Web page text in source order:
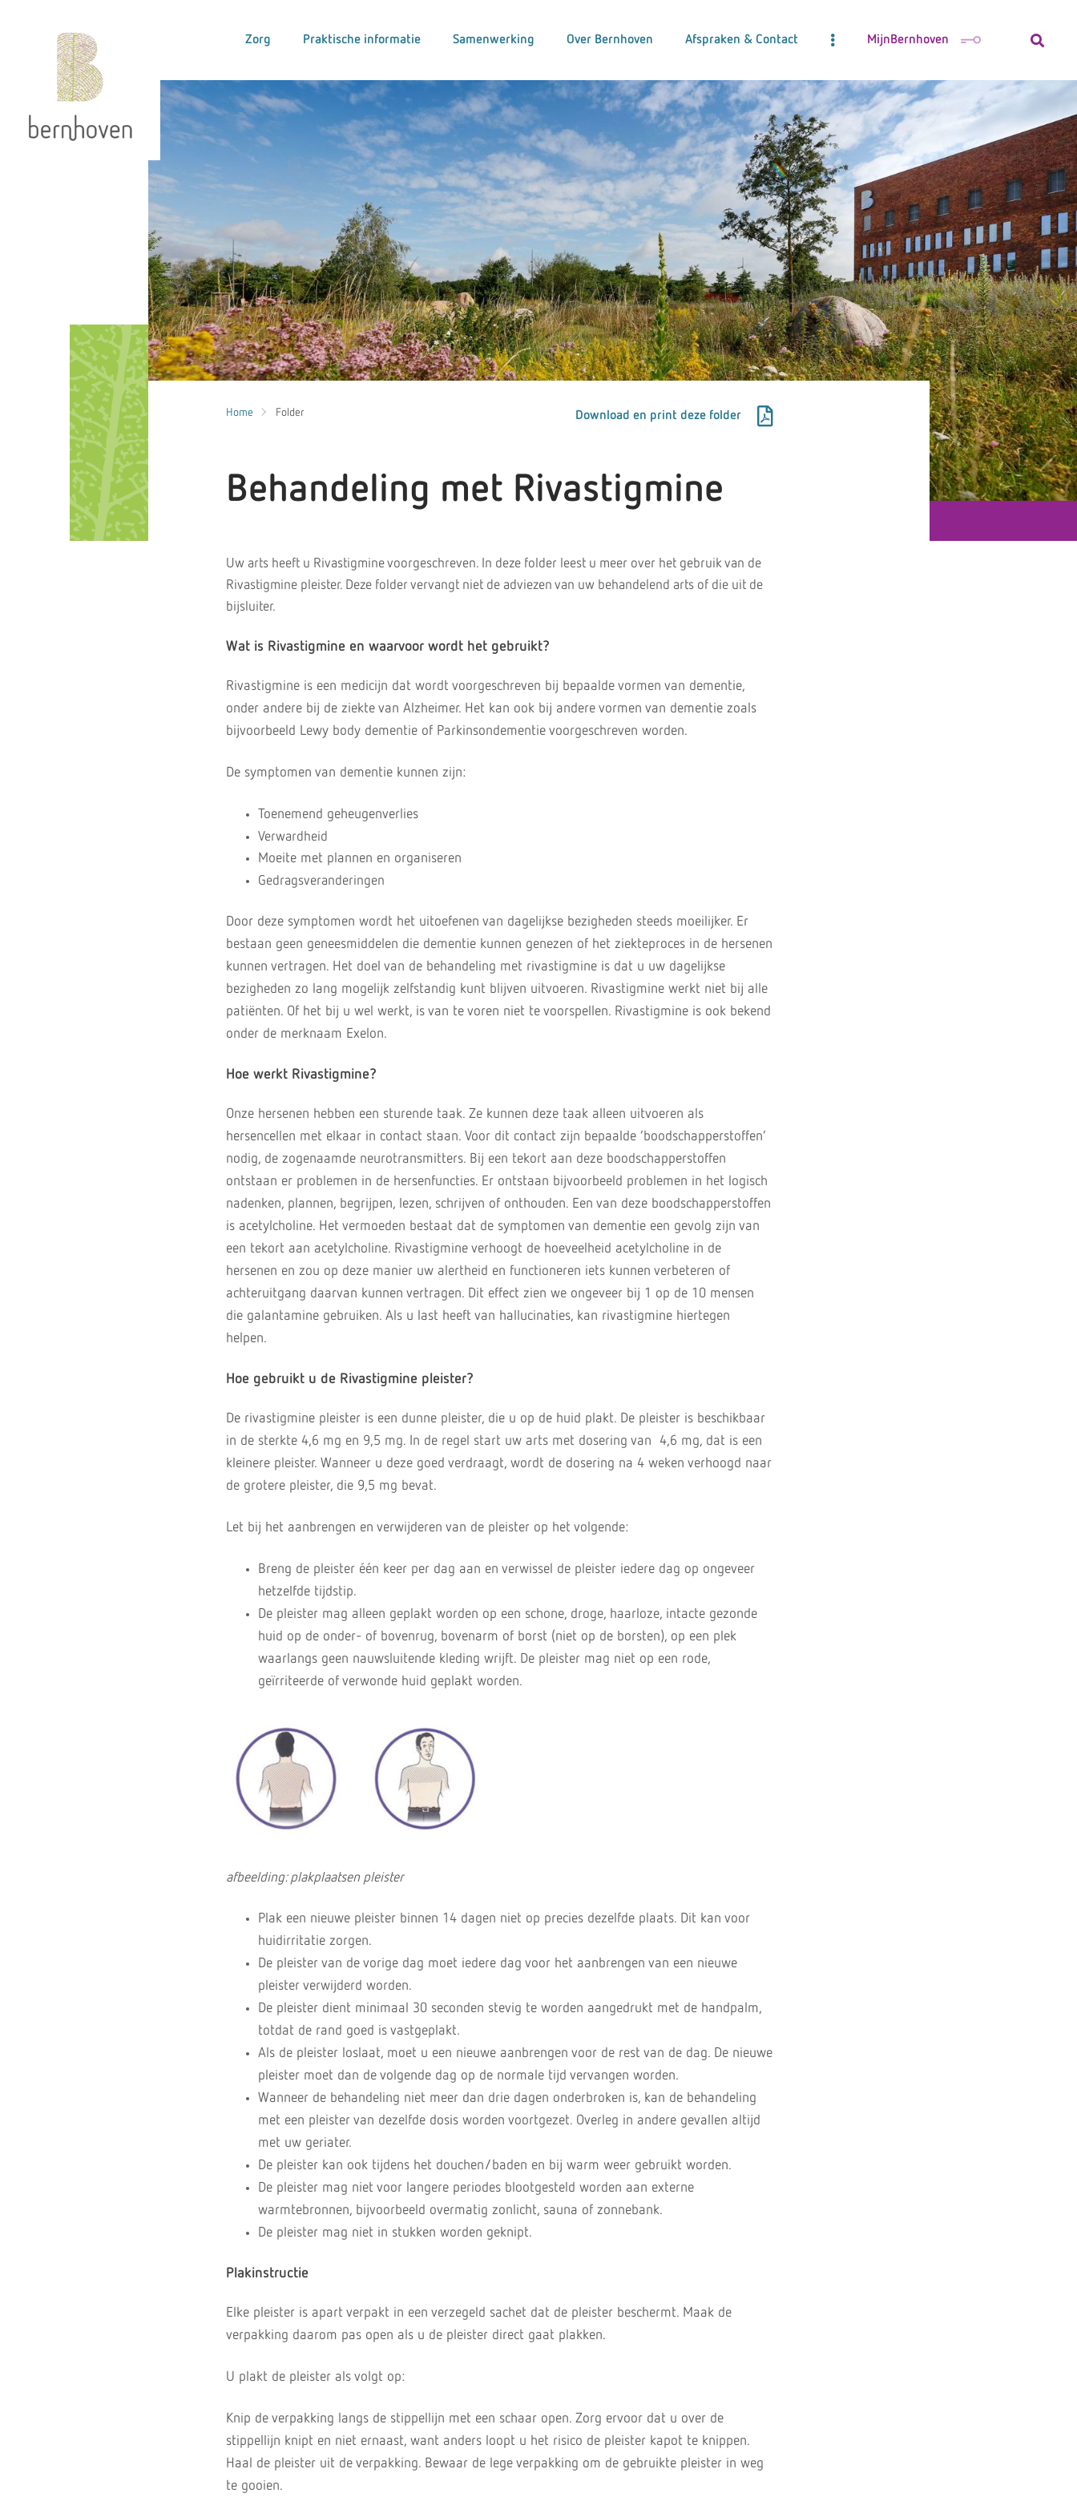
Zorg Praktische informatie Samenwerking Over Bernhoven Afspraken & Contact MijnBernhoven
Home Folder Download en print deze folder
Behandeling met Rivastigmine
Uw arts heeft u Rivastigmine voorgeschreven. In deze folder leest u meer over het gebruik van de
Rivastigmine pleister. Deze folder vervangt niet de adviezen van uw behandelend arts of die uit de
bijsluiter.
Wat is Rivastigmine en waarvoor wordt het gebruikt?
Rivastigmine is een medicijn dat wordt voorgeschreven bij bepaalde vormen van dementie,
onder andere bij de ziekte van Alzheimer. Het kan ook bij andere vormen van dementie zoals
bijvoorbeeld Lewy body dementie of Parkinsondementie voorgeschreven worden.
De symptomen van dementie kunnen zijn:
Toenemend geheugenverlies
Verwardheid
Moeite met plannen en organiseren
Gedragsveranderingen
Door deze symptomen wordt het uitoefenen van dagelijkse bezigheden steeds moeilijker. Er
bestaan geen geneesmiddelen die dementie kunnen genezen of het ziekteproces in de hersenen
kunnen vertragen. Het doel van de behandeling met rivastigmine is dat u uw dagelijkse
bezigheden zo lang mogelijk zelfstandig kunt blijven uitvoeren. Rivastigmine werkt niet bij alle
patiënten. Of het bij u wel werkt, is van te voren niet te voorspellen. Rivastigmine is ook bekend
onder de merknaam Exelon.
Hoe werkt Rivastigmine?
Onze hersenen hebben een sturende taak. Ze kunnen deze taak alleen uitvoeren als
hersencellen met elkaar in contact staan. Voor dit contact zijn bepaalde ‘boodschapperstoffen’
nodig, de zogenaamde neurotransmitters. Bij een tekort aan deze boodschapperstoffen
ontstaan er problemen in de hersenfuncties. Er ontstaan bijvoorbeeld problemen in het logisch
nadenken, plannen, begrijpen, lezen, schrijven of onthouden. Een van deze boodschapperstoffen
is acetylcholine. Het vermoeden bestaat dat de symptomen van dementie een gevolg zijn van
een tekort aan acetylcholine. Rivastigmine verhoogt de hoeveelheid acetylcholine in de
hersenen en zou op deze manier uw alertheid en functioneren iets kunnen verbeteren of
achteruitgang daarvan kunnen vertragen. Dit effect zien we ongeveer bij 1 op de 10 mensen
die galantamine gebruiken. Als u last heeft van hallucinaties, kan rivastigmine hiertegen
helpen.
Hoe gebruikt u de Rivastigmine pleister?
De rivastigmine pleister is een dunne pleister, die u op de huid plakt. De pleister is beschikbaar
in de sterkte 4,6 mg en 9,5 mg. In de regel start uw arts met dosering van 4,6 mg, dat is een
kleinere pleister. Wanneer u deze goed verdraagt, wordt de dosering na 4 weken verhoogd naar
de grotere pleister, die 9,5 mg bevat.
Let bij het aanbrengen en verwijderen van de pleister op het volgende:
Breng de pleister één keer per dag aan en verwissel de pleister iedere dag op ongeveer
hetzelfde tijdstip.
De pleister mag alleen geplakt worden op een schone, droge, haarloze, intacte gezonde
huid op de onder- of bovenrug, bovenarm of borst (niet op de borsten), op een plek
waarlangs geen nauwsluitende kleding wrijft. De pleister mag niet op een rode,
geïrriteerde of verwonde huid geplakt worden.
afbeelding: plakplaatsen pleister
Plak een nieuwe pleister binnen 14 dagen niet op precies dezelfde plaats. Dit kan voor
huidirritatie zorgen.
De pleister van de vorige dag moet iedere dag voor het aanbrengen van een nieuwe
pleister verwijderd worden.
De pleister dient minimaal 30 seconden stevig te worden aangedrukt met de handpalm,
totdat de rand goed is vastgeplakt.
Als de pleister loslaat, moet u een nieuwe aanbrengen voor de rest van de dag. De nieuwe
pleister moet dan de volgende dag op de normale tijd vervangen worden.
Wanneer de behandeling niet meer dan drie dagen onderbroken is, kan de behandeling
met een pleister van dezelfde dosis worden voortgezet. Overleg in andere gevallen altijd
met uw geriater.
De pleister kan ook tijdens het douchen/baden en bij warm weer gebruikt worden.
De pleister mag niet voor langere periodes blootgesteld worden aan externe
warmtebronnen, bijvoorbeeld overmatig zonlicht, sauna of zonnebank.
De pleister mag niet in stukken worden geknipt.
Plakinstructie
Elke pleister is apart verpakt in een verzegeld sachet dat de pleister beschermt. Maak de
verpakking daarom pas open als u de pleister direct gaat plakken.
U plakt de pleister als volgt op:
Knip de verpakking langs de stippellijn met een schaar open. Zorg ervoor dat u over de
stippellijn knipt en niet ernaast, want anders loopt u het risico de pleister kapot te knippen.
Haal de pleister uit de verpakking. Bewaar de lege verpakking om de gebruikte pleister in weg
te gooien.